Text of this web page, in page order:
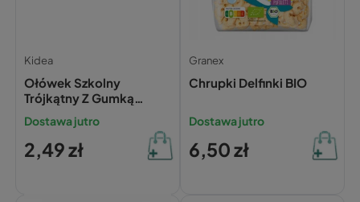
Kidea
Ołówek Szkolny
Trójkątny Z Gumką
Twardość HB
PASTELOWY ZWIERZĘTA
Kidea
Dostawa jutro
2,49 zł
Granex
Chrupki Delfinki BIO
Dostawa jutro
6,50 zł